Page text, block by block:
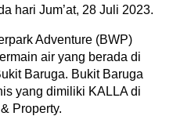
hari Jum’at, 28 Juli 2023.
Adventure (BWP)
air yang berada di
Baruga. Bukit Baruga
yang dimiliki KALLA di
Property.